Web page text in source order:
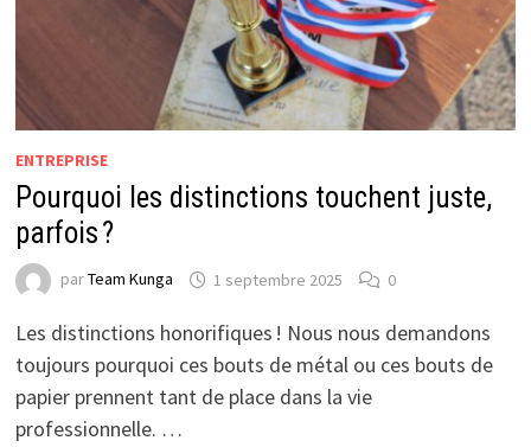
ENTREPRISE
Pourquoi les distinctions touchent juste,
parfois ?
parTeam Kunga 1 septembre 2025 0
Les distinctions honorifiques ! Nous nous demandons
toujours pourquoi ces bouts de métal ou ces bouts de
papier prennent tant de place dans la vie
professionnelle. …